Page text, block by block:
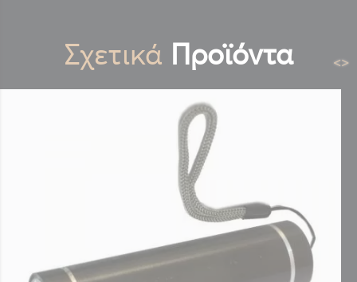
Σχετικά Προϊόντα <>